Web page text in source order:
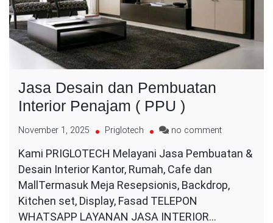
Jasa Desain dan Pembuatan
Interior Penajam ( PPU )
November 1, 2025 Priglotech no commenton
Desain
Pembuatan
Interior
Kami PRIGLOTECH Melayani Jasa Pembuatan &
Desain Interior Kantor, Rumah, Cafe dan
MallTermasuk Meja Resepsionis, Backdrop,
Kitchen set, Display, Fasad TELEPON
WHATSAPP LAYANAN JASA INTERIOR…